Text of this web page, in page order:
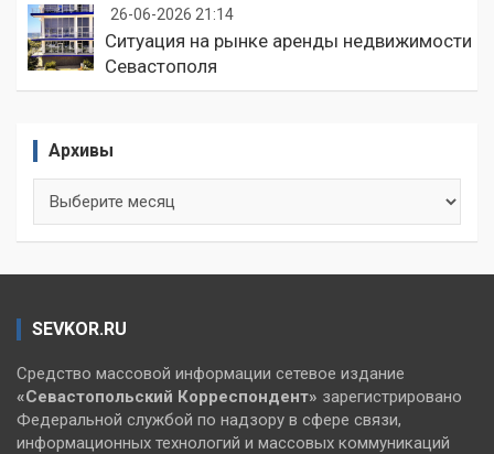
26-06-2026 21:14
Ситуация на рынке аренды недвижимости
Севастополя
Архивы
SEVKOR.RU
Средство массовой информации сетевое издание
«Севастопольский Корреспондент» зарегистрировано
Федеральной службой по надзору в сфере связи,
информационных технологий и массовых коммуникаций